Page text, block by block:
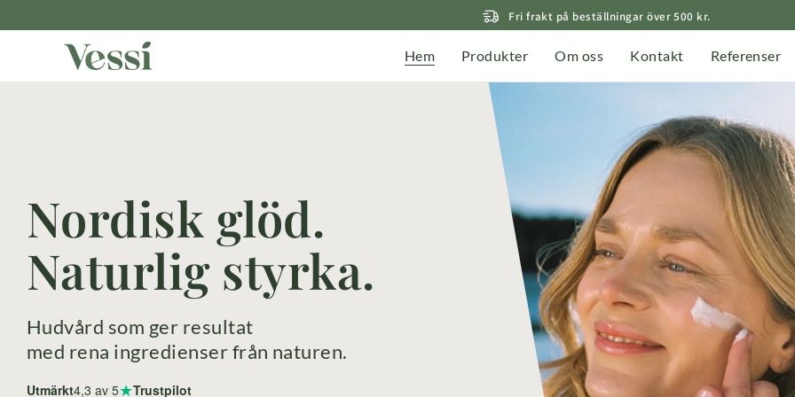
Fri frakt på beställningar över 500 kr.
Hem Produkter Om oss Kontakt Referenser
Nordisk glöd.
Naturlig styrka.
Hudvård som ger resultat
med rena ingredienser från naturen.
Utmärkt4,3 av 5★Trustpilot